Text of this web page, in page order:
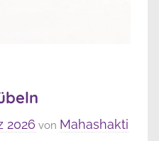
2026 von Mahashakti